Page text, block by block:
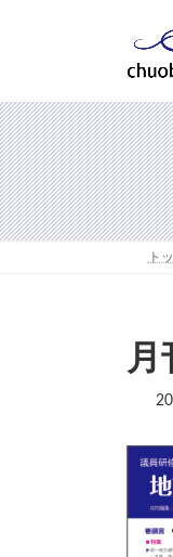
ツ
へ
ス
キ
ッ
プ
シ
ョ
ン
に
移
動
ト